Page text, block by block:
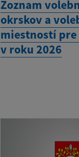
Zoznam
okrskov a
miestností
v roku 2026